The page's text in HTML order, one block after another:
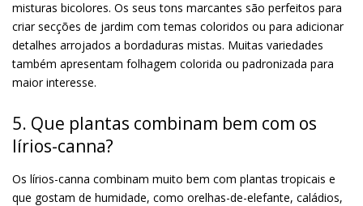
misturas bicolores. Os seus tons marcantes são perfeitos para
criar secções de jardim com temas coloridos ou para adicionar
detalhes arrojados a bordaduras mistas. Muitas variedades
também apresentam folhagem colorida ou padronizada para
maior interesse.
5. Que plantas combinam bem com os
lírios-canna?
Os lírios-canna combinam muito bem com plantas tropicais e
que gostam de humidade, como orelhas-de-elefante, caládios,